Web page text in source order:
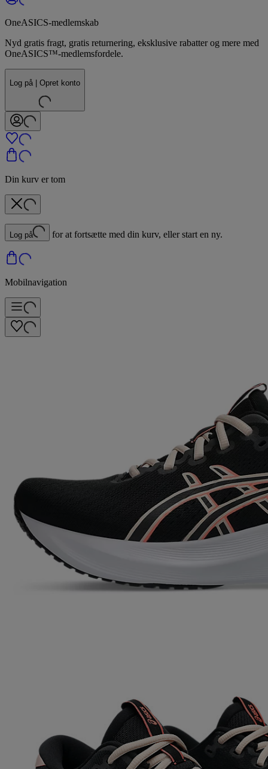
OneASICS-medlemskab
Nyd gratis fragt, gratis returnering, eksklusive rabatter og mere med
OneASICS™-medlemsfordele.
Log på | Opret konto
Din kurv er tom
Log på for at fortsætte med din kurv, eller start en ny.
Mobilnavigation